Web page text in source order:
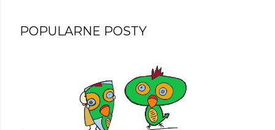
POPULARNE POSTY